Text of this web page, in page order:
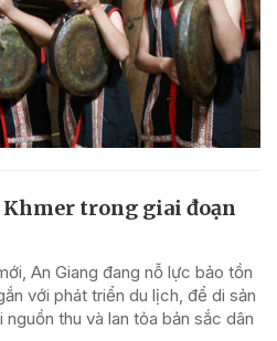
Khmer trong giai đoạn
An Giang đang nỗ lực bảo tồn
với phát triển du lịch, để di sản
nguồn thu và lan tỏa bản sắc dân